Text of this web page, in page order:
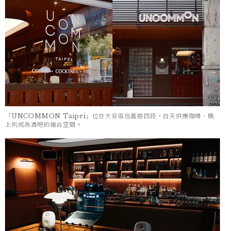
「UNCOMMON Taipei」位在大安區信義路四段，白天供應咖啡、晚
上則成為酒吧的複合空間。